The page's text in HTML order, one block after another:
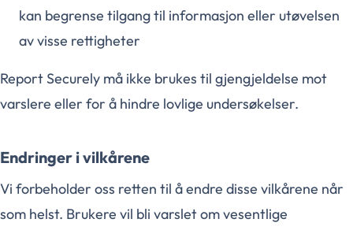
kan begrense tilgang til informasjon eller utøvelsen
av visse rettigheter
Report Securely må ikke brukes til gjengjeldelse mot
varslere eller for å hindre lovlige undersøkelser.
Endringer i vilkårene
Vi forbeholder oss retten til å endre disse vilkårene når
som helst. Brukere vil bli varslet om vesentlige